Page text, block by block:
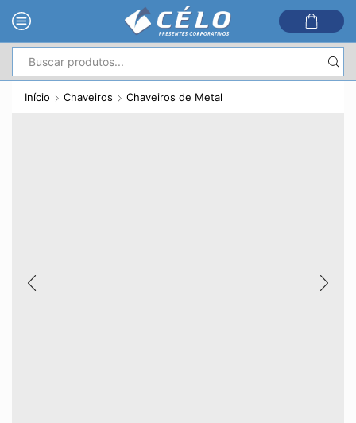
de
pesquisa
Início Chaveiros Chaveiros de Metal